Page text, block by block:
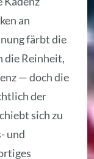
an
färbt die
die Reinheit,
— doch die
der
sich zu
und